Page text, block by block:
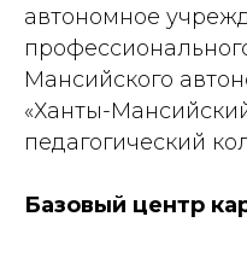
автономное
Мансийского
«Ханты-
педагогический
Базовый центр